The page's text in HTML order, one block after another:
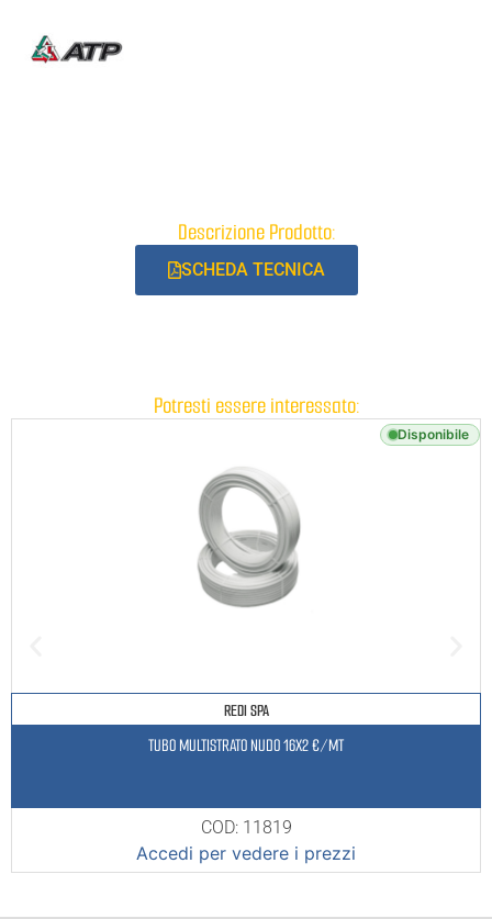
Descrizione Prodotto:
SCHEDA TECNICA
Potresti essere interessato:
Disponibile
REDI SPA
TUBO MULTISTRATO NUDO 16X2 €/MT
COD: 11819
Accedi per vedere i prezzi